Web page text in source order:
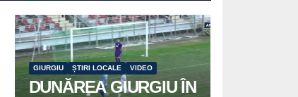
GIURGIU ȘTIRI LOCALE VIDEO
DUNĂREA GIURGIU ÎN